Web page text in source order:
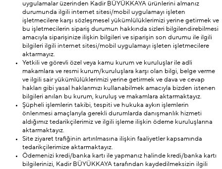
uygulamalar üzerinden Kadir BÜYÜKKAYA ürünlerini almanız
durumunda ilgili internet sitesi/mobil uygulamayı işleten
işletmecilere karşı sözleşmesel yükümlülüklerimizi yerine getirmek ve
bu işletmecilerin sipariş durumun hakkında sizleri bilgilendirebilmesi
amacıyla siparişinize ilişkin bilgileri ve siparişin son durumu ile ilgili
bilgileri ilgili internet sitesi/mobil uygulamayı işleten işletmecilere
aktarmayız.
Yetkili ve görevli özel veya kamu kurum ve kuruluşlar ile adli
makamlara ve resmi kurum/kuruluşlara karşı olan bilgi, belge verme
ve ilgili sair yükümlülüklerimizi yerine getirmek ve dava ve cevap
hakları gibi yasal haklarımızı kullanabilmek amacıyla bizden istenen
bilgileri anılan bu kurum, kuruluş ve makamlara aktarmaktayız.
Şüpheli işlemlerin takibi, tespiti ve hukuka aykırı işlemlerin
önlenmesi amaçlarıyla gerekli durumlarda danışmanlık hizmeti
aldığımız tedarikçilerimiz ve ilgili işleme ilişkin ödeme kuruluşlarına
aktarmaktayız.
Site ziyaret trafiğinin artırılmasına ilişkin faaliyetler kapsamında
tedarikçilerimize aktarmaktayız.
Ödemenizi kredi/banka kartı ile yapmanız halinde kredi/banka kartı
bilgilerinizi, Kadir BÜYÜKKAYA tarafından kaydedilmeksizin ilgili